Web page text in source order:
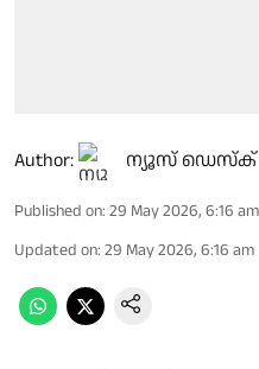
Author: ന്യൂസ് ഡെസ്ക്
Published on: 29 May 2026, 6:16 am
Updated on: 29 May 2026, 6:16 am